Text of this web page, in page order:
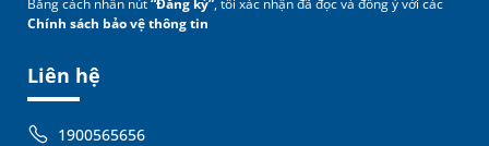
Liên hệ
1900565656
Chính sách bảo vệ thông tin